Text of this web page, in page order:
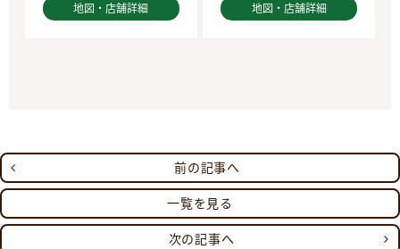
地図・店舗詳細 地図・店舗詳細
前の記事へ
一覧を見る
次の記事へ